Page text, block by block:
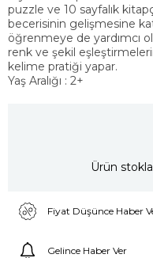
puzzle ve 10 sayfalık
becerisinin gelişmesine
öğrenmeye de yardımcı
renk ve şekil
kelime pratiği yapar.
Yaş Aralığı : 2+
Ürün
Fiyat Düşünce Haber
Gelince Haber Ver